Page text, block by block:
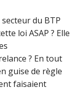
du BTP
loi ASAP ? Elle
? En tout
guise de règle
faisaient